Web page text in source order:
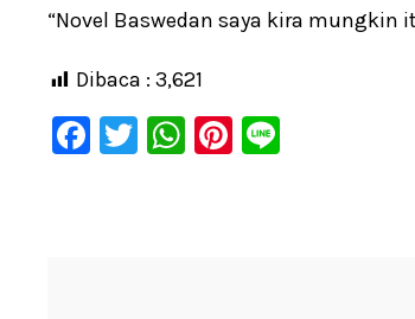
“Novel Baswedan saya kira
Dibaca : 3,621
F
T
W Pi